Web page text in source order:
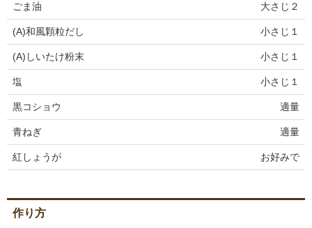
ごま油 大さじ２
(A)和風顆粒だし 小さじ１
(A)しいたけ粉末 小さじ１
塩 小さじ１
黒コショウ 適量
青ねぎ 適量
紅しょうが お好みで
作り方